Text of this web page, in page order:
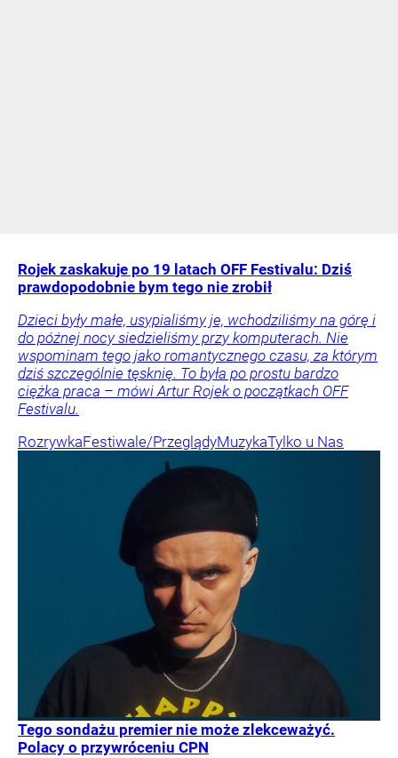
Rojek zaskakuje po 19 latach OFF Festivalu: Dziś
prawdopodobnie bym tego nie zrobił
Dzieci były małe, usypialiśmy je, wchodziliśmy na górę i
do późnej nocy siedzieliśmy przy komputerach. Nie
wspominam tego jako romantycznego czasu, za którym
dziś szczególnie tęsknię. To była po prostu bardzo
ciężka praca – mówi Artur Rojek o początkach OFF
Festivalu.
RozrywkaFestiwale/PrzeglądyMuzykaTylko u Nas
Tego sondażu premier nie może zlekceważyć.
Polacy o przywróceniu CPN